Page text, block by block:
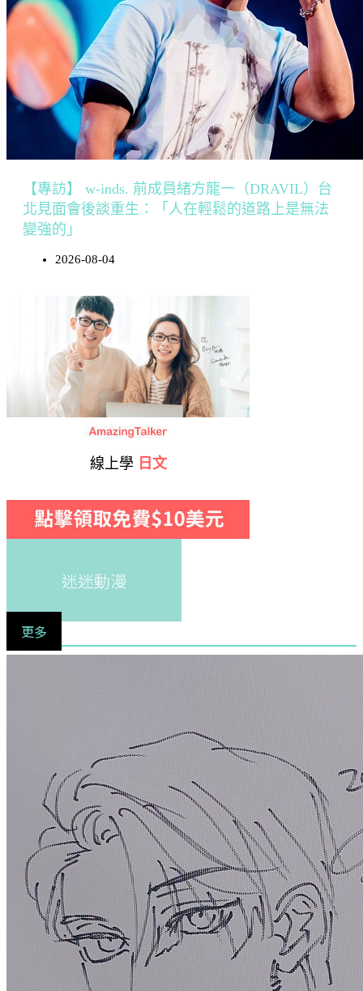
【專訪】 w-inds. 前成員緒方龍一（DRAVIL）台
北見面會後談重生：「人在輕鬆的道路上是無法
變強的」
2026-08-04
線上學 日文
迷迷動漫
更多